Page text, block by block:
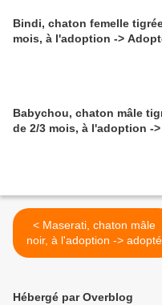
Bindi, chaton femelle
mois, à l'adoption ->
Babychou, chaton mâle
de 2/3 mois, à l'adoption -
< Maserati, chaton mâle
noir, à l'adoption -> adopté
Hébergé par Overblog